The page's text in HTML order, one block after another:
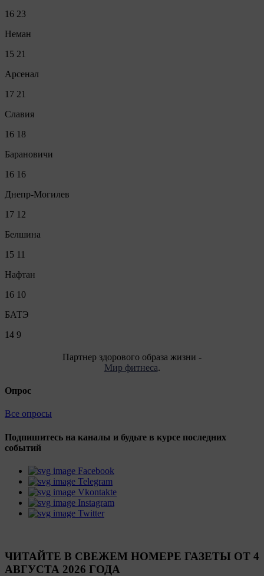
16 23
Неман
15 21
Арсенал
17 21
Славия
16 18
Барановичи
16 16
Днепр-Могилев
17 12
Белшина
15 11
Нафтан
16 10
БАТЭ
14 9
Партнер здорового образа жизни -
Мир фитнеса.
Опрос
Все опросы
Подпишитесь на каналы и будьте в курсе последних
событий
Facebook
Telegram
Vkontakte
Instagram
Twitter
ЧИТАЙТЕ В СВЕЖЕМ НОМЕРЕ ГАЗЕТЫ ОТ 4
АВГУСТА 2026 ГОДА